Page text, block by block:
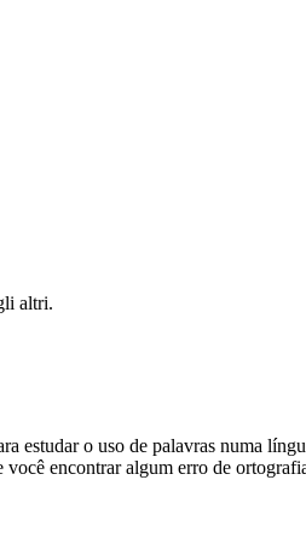
altri.
o uso de palavras numa
encontrar algum erro de